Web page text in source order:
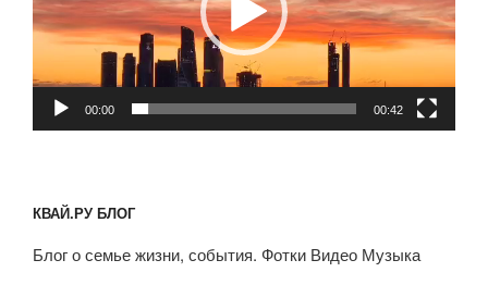
00:00 00:42
КВАЙ.РУ БЛОГ
Блог о семье жизни, события. Фотки Видео Музыка